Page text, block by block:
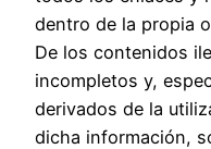
dentro de la propia
De los contenidos
incompletos y,
derivados de la
dicha información,